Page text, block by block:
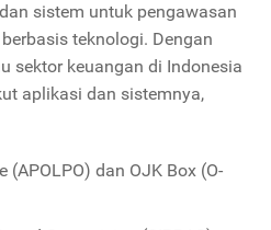
sistem untuk pengawasan
teknologi. Dengan
sektor keuangan di Indonesia
aplikasi dan sistemnya,
(APOLPO) dan OJK Box (O-